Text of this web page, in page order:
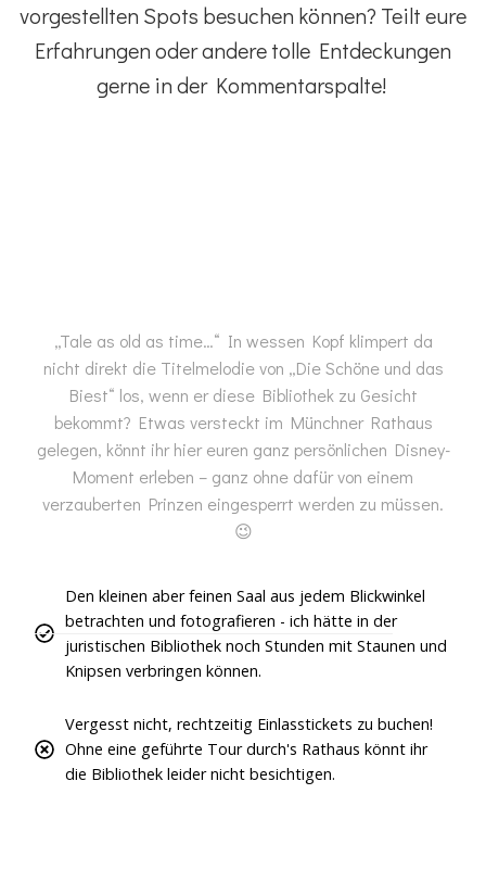
vorgestellten Spots besuchen können? Teilt eure
Erfahrungen oder andere tolle Entdeckungen
gerne in der Kommentarspalte!
„Tale as old as time…“ In wessen Kopf klimpert da
nicht direkt die Titelmelodie von „Die Schöne und das
Biest“ los, wenn er diese Bibliothek zu Gesicht
bekommt? Etwas versteckt im Münchner Rathaus
gelegen, könnt ihr hier euren ganz persönlichen Disney-
Moment erleben – ganz ohne dafür von einem
verzauberten Prinzen eingesperrt werden zu müssen.
😉
Den kleinen aber feinen Saal aus jedem Blickwinkel
betrachten und fotografieren - ich hätte in der
juristischen Bibliothek noch Stunden mit Staunen und
Knipsen verbringen können.
Vergesst nicht, rechtzeitig Einlasstickets zu buchen!
Ohne eine geführte Tour durch's Rathaus könnt ihr
die Bibliothek leider nicht besichtigen.